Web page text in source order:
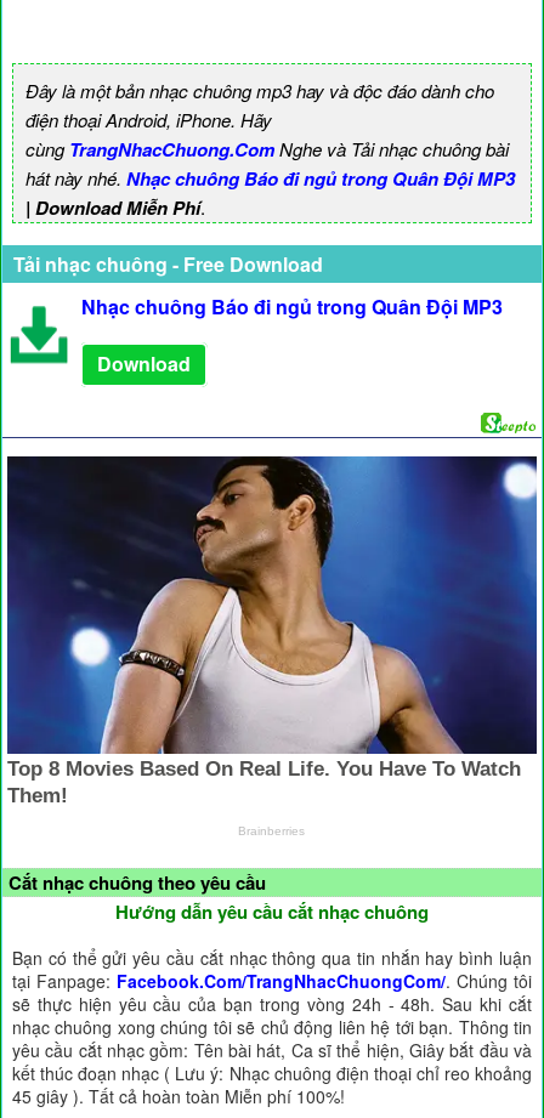
Đây là một bản nhạc chuông mp3 hay và độc đáo dành cho
điện thoại Android, iPhone. Hãy
cùngTrangNhacChuong.ComNghe và Tải nhạc chuông bài
hát này nhé. Nhạc chuông Báo đi ngủ trong Quân Đội MP3
| Download Miễn Phí.
Tải nhạc chuông - Free Download
Nhạc chuông Báo đi ngủ trong Quân Đội MP3
Download
Cắt nhạc chuông theo yêu cầu
Hướng dẫn yêu cầu cắt nhạc chuông
Bạn có thể gửi yêu cầu cắt nhạc thông qua tin nhắn hay bình luận
tại Fanpage: Facebook.Com/TrangNhacChuongCom/. Chúng tôi
sẽ thực hiện yêu cầu của bạn trong vòng 24h - 48h. Sau khi cắt
nhạc chuông xong chúng tôi sẽ chủ động liên hệ tới bạn. Thông tin
yêu cầu cắt nhạc gồm: Tên bài hát, Ca sĩ thể hiện, Giây bắt đầu và
kết thúc đoạn nhạc ( Lưu ý: Nhạc chuông điện thoại chỉ reo khoảng
45 giây ). Tất cả hoàn toàn Miễn phí 100%!